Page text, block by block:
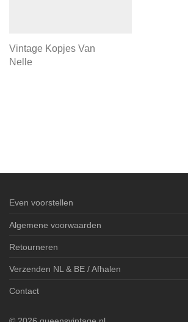
Vintage Kopjes Van
Nelle
Even voorstellen
Algemene voorwaarden
Retourneren
Verzenden NL & BE / Afhalen
Contact